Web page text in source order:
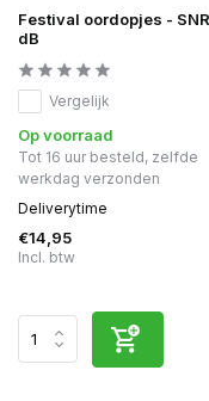
Festival oordopjes -
dB
Vergelijk
Op voorraad
Tot 16 uur besteld, zelfde
werkdag verzonden
Deliverytime
€14,95
Incl. btw